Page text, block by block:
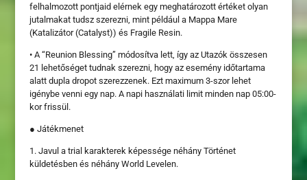
felhalmozott pontjaid elérnek egy meghatározott értéket olyan
jutalmakat tudsz szerezni, mint például a Mappa Mare
(Katalizátor (Catalyst)) és Fragile Resin.
• A “Reunion Blessing” módosítva lett, így az Utazók összesen
21 lehetőséget tudnak szerezni, hogy az esemény időtartama
alatt dupla dropot szerezzenek. Ezt maximum 3-szor lehet
igénybe venni egy nap. A napi használati limit minden nap 05:00-
kor frissül.
● Játékmenet
1. Javul a trial karakterek képessége néhány Történet
küldetésben és néhány World Levelen.